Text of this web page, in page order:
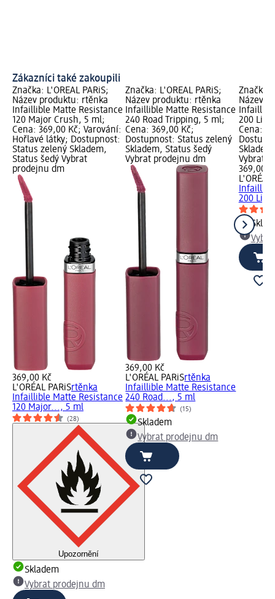
Zákazníci také zakoupili
Značka: L'ORÉAL PARiS;
Název produktu: rtěnka
Infaillible Matte Resistance
120 Major Crush, 5 ml;
Cena: 369,00 Kč; Varování:
Hořlavé látky; Dostupnost:
Status zelený Skladem,
Status šedý Vybrat
prodejnu dm
369,00 Kč
L'ORÉAL PARiSrtěnka
Infaillible Matte Resistance
120 Major..., 5 ml
(28)
Upozornění
Skladem
Vybrat prodejnu dm
Značka: L'ORÉAL PARiS;
Název produktu: rtěnka
Infaillible Matte Resistance
240 Road Tripping, 5 ml;
Cena: 369,00 Kč;
Dostupnost: Status zelený
Skladem, Status šedý
Vybrat prodejnu dm
369,00 Kč
L'ORÉAL PARiSrtěnka
Infaillible Matte Resistance
240 Road..., 5 ml
(15)
Skladem
Vybrat prodejnu dm
Značka:
Název
200
Cena:
Vybrat
369,00
L'ORÉAL
200